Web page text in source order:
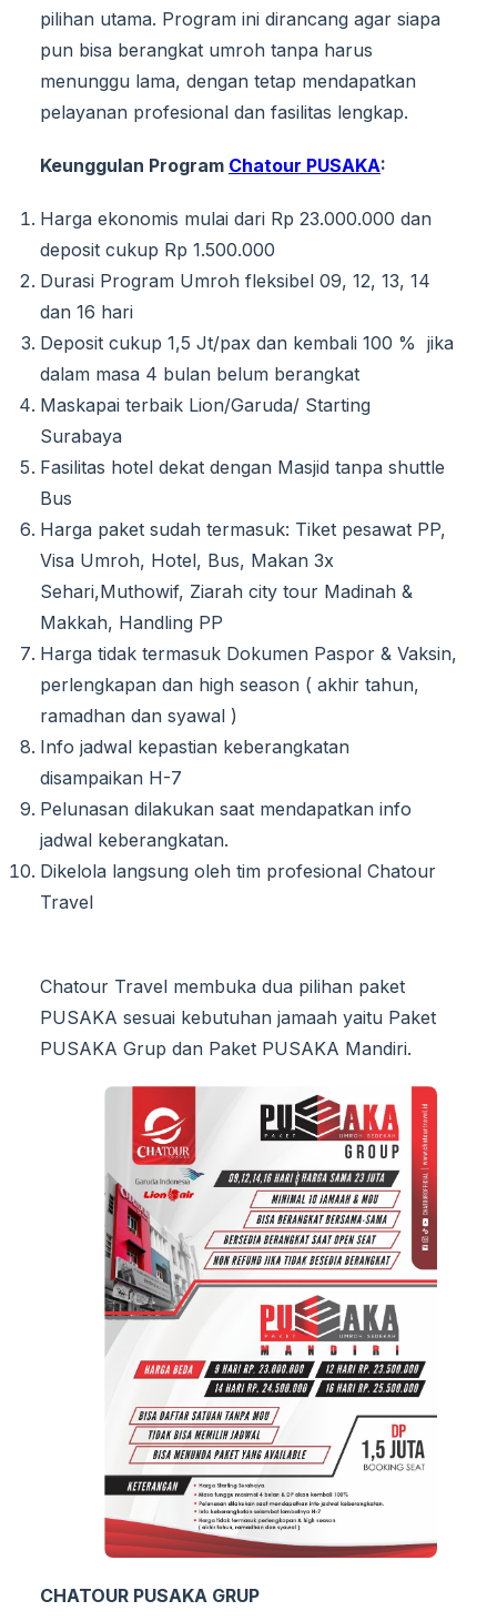
pilihan utama. Program ini dirancang agar siapa
pun bisa berangkat umroh tanpa harus
menunggu lama, dengan tetap mendapatkan
pelayanan profesional dan fasilitas lengkap.
Keunggulan Program Chatour PUSAKA:
Harga ekonomis mulai dari Rp 23.000.000 dan
deposit cukup Rp 1.500.000
Durasi Program Umroh fleksibel 09, 12, 13, 14
dan 16 hari
Deposit cukup 1,5 Jt/pax dan kembali 100 % jika
dalam masa 4 bulan belum berangkat
Maskapai terbaik Lion/Garuda/ Starting
Surabaya
Fasilitas hotel dekat dengan Masjid tanpa shuttle
Bus
Harga paket sudah termasuk: Tiket pesawat PP,
Visa Umroh, Hotel, Bus, Makan 3x
Sehari,Muthowif, Ziarah city tour Madinah &
Makkah, Handling PP
Harga tidak termasuk Dokumen Paspor & Vaksin,
perlengkapan dan high season ( akhir tahun,
ramadhan dan syawal )
Info jadwal kepastian keberangkatan
disampaikan H-7
Pelunasan dilakukan saat mendapatkan info
jadwal keberangkatan.
Dikelola langsung oleh tim profesional Chatour
Travel
Chatour Travel membuka dua pilihan paket
PUSAKA sesuai kebutuhan jamaah yaitu Paket
PUSAKA Grup dan Paket PUSAKA Mandiri.
CHATOUR PUSAKA GRUP